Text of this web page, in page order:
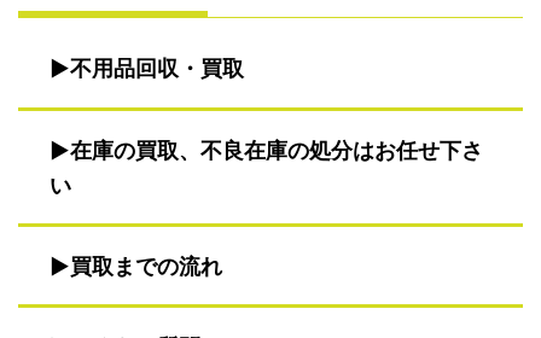
不用品回収・買取
在庫の買取、不良在庫の処分はお任せ下さ
い
買取までの流れ